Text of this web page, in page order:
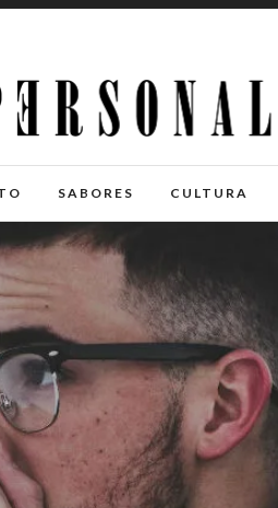
SABORES CULTURA